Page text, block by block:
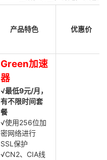
产品特色 优惠价
Green加速
器
√最低9元/月，
有不限时间套
餐
√使用256位加
密网络进行
SSL保护
√CN2、CIA线